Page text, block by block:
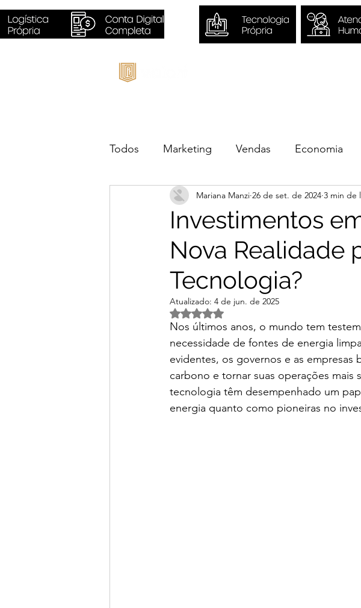
Todos Marketing Vendas Economia
Sustentabilidade Negócios
Investimentos
Nova Realidade
Tecnologia?
Mariana Manzi 26 de set. de 2024 3 min de
Atualizado: 4 de jun. de 2025
Avaliado com NaN de 5 estrelas.
Nos últimos anos, o mundo tem
necessidade de fontes de energia
evidentes, os governos e as empresas
carbono e tornar suas operações mais
tecnologia têm desempenhado um
energia quanto como pioneiras no